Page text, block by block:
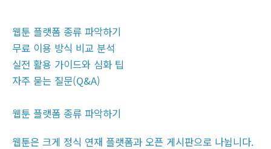
웹툰 플랫폼 종류 파악하기
무료 이용 방식 비교 분석
실전 활용 가이드와 심화 팁
자주 묻는 질문(Q&A)
웹툰 플랫폼 종류 파악하기
웹툰은 크게 정식 연재 플랫폼과 오픈 게시판으로 나뉩니다.